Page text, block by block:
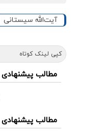
آیت‌الله سیستانی
کپی لینک کوتاه
مطالب پیشنهادی
مطالب پیشنهادی